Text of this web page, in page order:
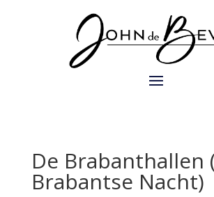
De Brabanthallen
Brabantse Nacht)